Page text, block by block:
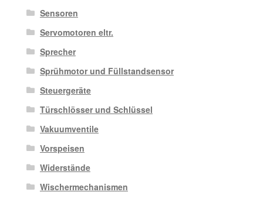
Sensoren
Servomotoren eltr.
Sprecher
Sprühmotor und Füllstandsensor
Steuergeräte
Türschlösser und Schlüssel
Vakuumventile
Vorspeisen
Widerstände
Wischermechanismen